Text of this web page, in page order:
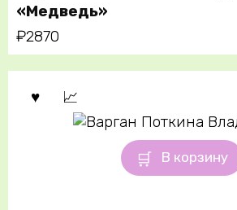
«Медведь»
₽2870
В корзину